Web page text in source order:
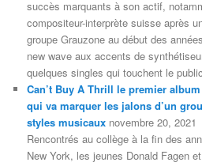
succès marquants à son actif,
compositeur-interprète suisse après
groupe Grauzone au début des
new wave aux accents de
quelques singles qui touchent le
Can’t Buy A Thrill le premier
qui va marquer les jalons d’un
styles musicaux novembre 20, 2021
Rencontrés au collège à la fin des
New York, les jeunes Donald Fagen